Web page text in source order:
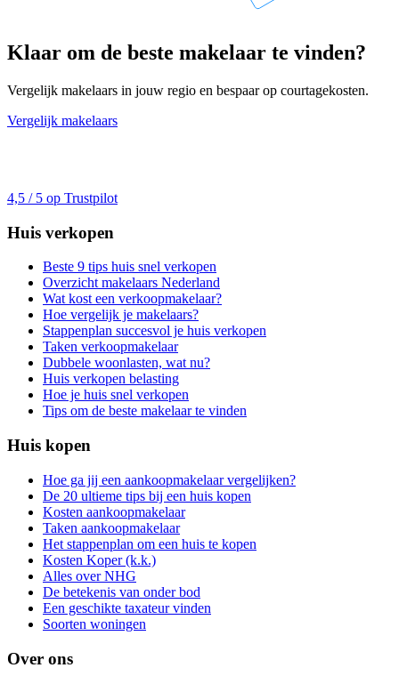
Klaar om de beste makelaar te vinden?
Vergelijk makelaars in jouw regio en bespaar op courtagekosten.
Vergelijk makelaars
4,5 / 5 op Trustpilot
Huis verkopen
Beste 9 tips huis snel verkopen
Overzicht makelaars Nederland
Wat kost een verkoopmakelaar?
Hoe vergelijk je makelaars?
Stappenplan succesvol je huis verkopen
Taken verkoopmakelaar
Dubbele woonlasten, wat nu?
Huis verkopen belasting
Hoe je huis snel verkopen
Tips om de beste makelaar te vinden
Huis kopen
Hoe ga jij een aankoopmakelaar vergelijken?
De 20 ultieme tips bij een huis kopen
Kosten aankoopmakelaar
Taken aankoopmakelaar
Het stappenplan om een huis te kopen
Kosten Koper (k.k.)
Alles over NHG
De betekenis van onder bod
Een geschikte taxateur vinden
Soorten woningen
Over ons